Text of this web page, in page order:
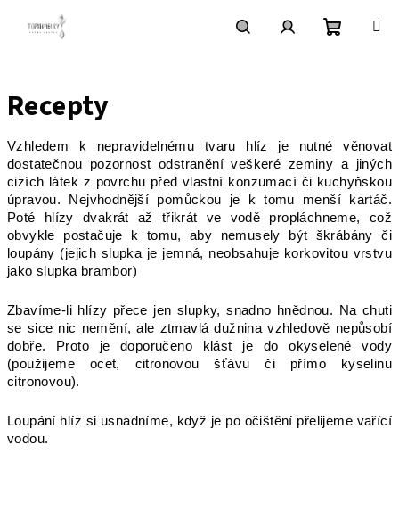
Recepty
Vzhledem k nepravidelnému tvaru hlíz je nutné věnovat
dostatečnou pozornost odstranění veškeré zeminy a jiných
cizích látek z povrchu před vlastní konzumací či kuchyňskou
úpravou. Nejvhodnější pomůckou je k tomu menší kartáč.
Poté hlízy dvakrát až třikrát ve vodě propláchneme, což
obvykle postačuje k tomu, aby nemusely být škrábány či
loupány (jejich slupka je jemná, neobsahuje korkovitou vrstvu
jako slupka brambor)
Zbavíme-li hlízy přece jen slupky, snadno hnědnou. Na chuti
se sice nic nemění, ale ztmavlá dužnina vzhledově nepůsobí
dobře. Proto je doporučeno klást je do okyselené vody
(použijeme ocet, citronovou šťávu či přímo kyselinu
citronovou).
Loupání hlíz si usnadníme, když je po očištění přelijeme vařící
vodou.